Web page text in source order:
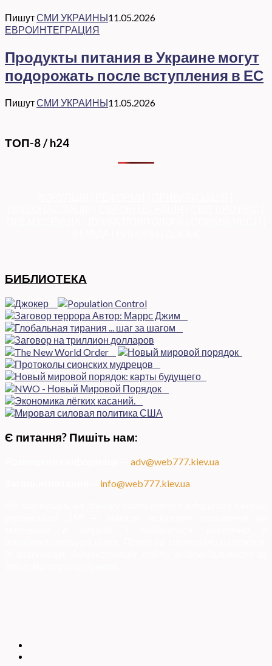
ПишутСМИ УКРАИНЫ11.05.2026
ЕВРОИНТЕГРАЦИЯ
Продукты питания в Украине могут
подорожать после вступления в ЕС
ПишутСМИ УКРАИНЫ11.05.2026
ТОП-8 / h24
БИБЛИОТЕКА
Є питання? Пишіть нам:
adv@web777.kiev.ua
info@web777.kiev.ua